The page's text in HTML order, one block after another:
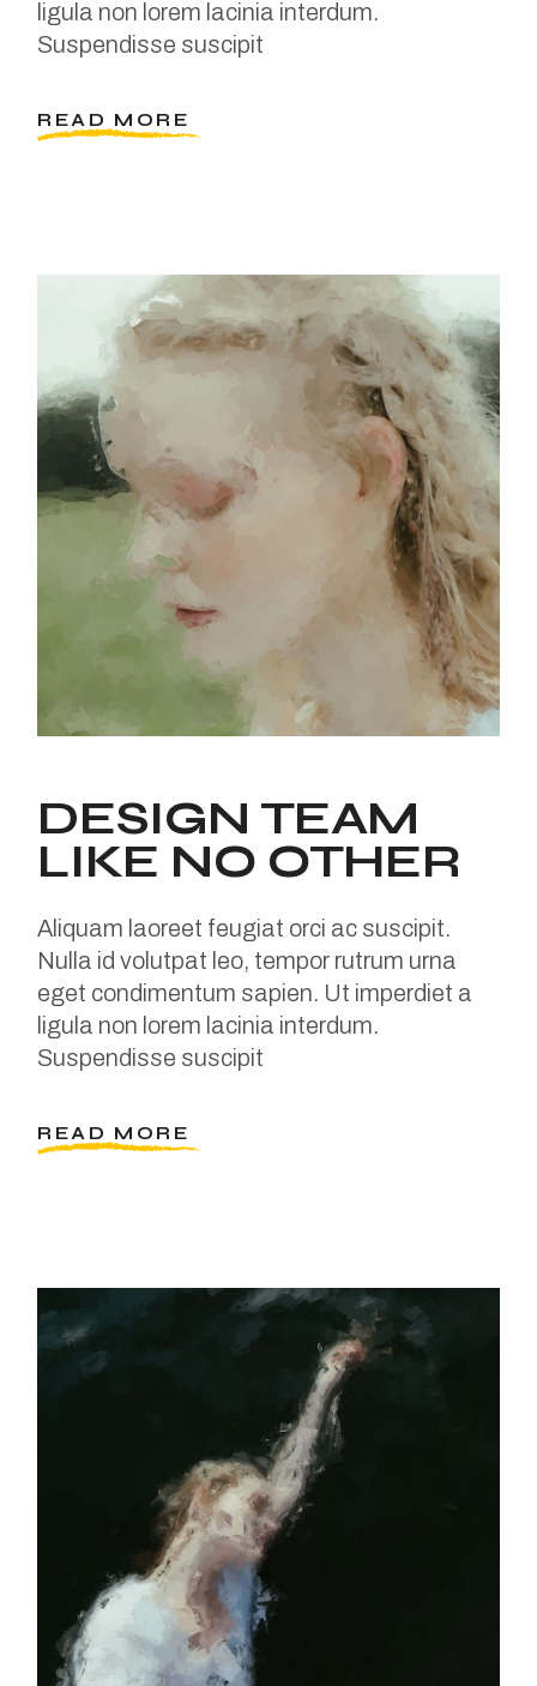
ligula non lorem lacinia interdum.
Suspendisse suscipit
READ MORE
DESIGN TEAM
LIKE NO OTHER
Aliquam laoreet feugiat orci ac suscipit.
Nulla id volutpat leo, tempor rutrum urna
eget condimentum sapien. Ut imperdiet a
ligula non lorem lacinia interdum.
Suspendisse suscipit
READ MORE